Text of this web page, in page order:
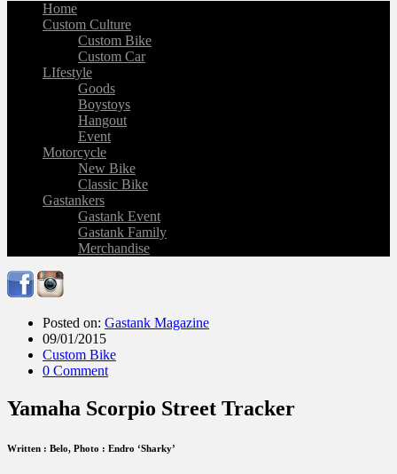
Home
Custom Culture
Custom Bike
Custom Car
LIfestyle
Goods
Boystoys
Hangout
Event
Motorcycle
New Bike
Classic Bike
Gastankers
Gastank Event
Gastank Family
Merchandise
Posted on: Gastank Magazine
09/01/2015
Custom Bike
0 Comment
Yamaha Scorpio Street Tracker
Written : Belo, Photo : Endro ‘Sharky’